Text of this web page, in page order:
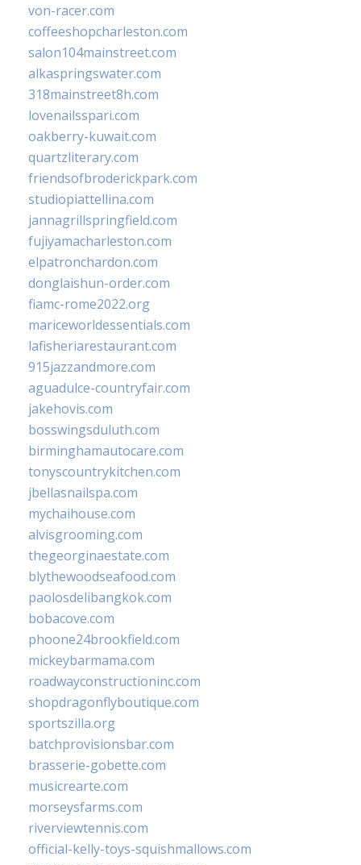
von-racer.com
coffeeshopcharleston.com
salon104mainstreet.com
alkaspringswater.com
318mainstreet8h.com
lovenailsspari.com
oakberry-kuwait.com
quartzliterary.com
friendsofbroderickpark.com
studiopiattellina.com
jannagrillspringfield.com
fujiyamacharleston.com
elpatronchardon.com
donglaishun-order.com
fiamc-rome2022.org
mariceworldessentials.com
lafisheriarestaurant.com
915jazzandmore.com
aguadulce-countryfair.com
jakehovis.com
bosswingsduluth.com
birminghamautocare.com
tonyscountrykitchen.com
jbellasnailspa.com
mychaihouse.com
alvisgrooming.com
thegeorginaestate.com
blythewoodseafood.com
paolosdelibangkok.com
bobacove.com
phoone24brookfield.com
mickeybarmama.com
roadwayconstructioninc.com
shopdragonflyboutique.com
sportszilla.org
batchprovisionsbar.com
brasserie-gobette.com
musicrearte.com
morseysfarms.com
riverviewtennis.com
official-kelly-toys-squishmallows.com